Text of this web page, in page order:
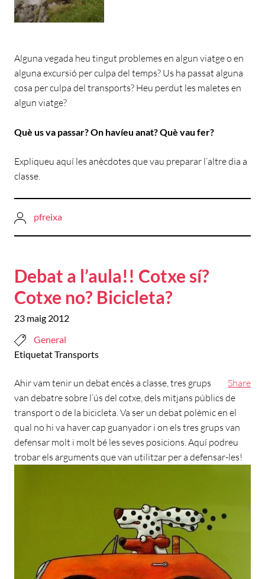
Alguna vegada heu tingut problemes en algun viatge o en
alguna excursió per culpa del temps? Us ha passat alguna
cosa per culpa del transports? Heu perdut les maletes en
algun viatge?
Què us va passar? On havíeu anat? Què vau fer?
Expliqueu aquí les anècdotes que vau preparar l’altre dia a
classe.
pfreixa
Debat a l’aula!! Cotxe sí?
Cotxe no? Bicicleta?
23 maig 2012
General
EtiquetatTransports
Share
Ahir vam tenir un debat encès a classe, tres grups
van debatre sobre l’ús del cotxe, dels mitjans públics de
transport o de la bicicleta. Va ser un debat polèmic en el
qual no hi va haver cap guanyador i on els tres grups van
defensar molt i molt bé les seves posicions. Aquí podreu
trobar els arguments que van utilitzar per a defensar-les!